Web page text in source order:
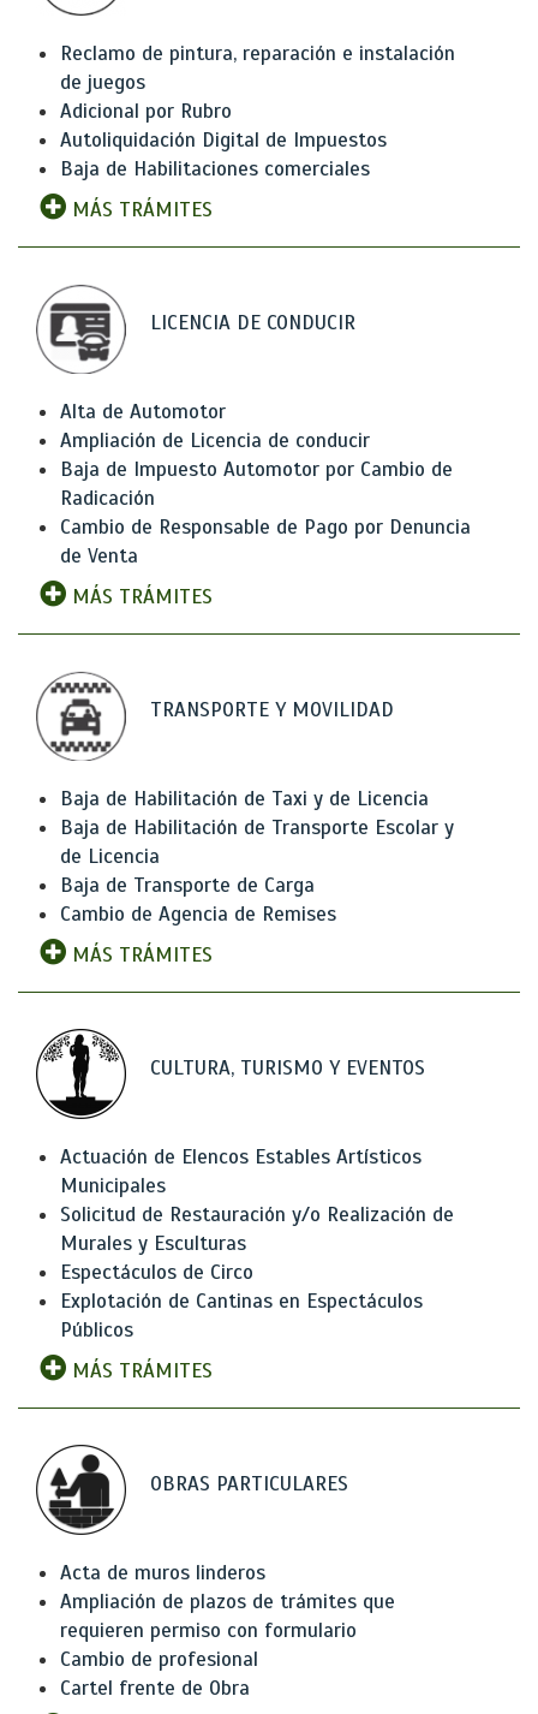
Reclamo de pintura, reparación e instalación
de juegos
Adicional por Rubro
Autoliquidación Digital de Impuestos
Baja de Habilitaciones comerciales
MÁS TRÁMITES
LICENCIA DE CONDUCIR
Alta de Automotor
Ampliación de Licencia de conducir
Baja de Impuesto Automotor por Cambio de
Radicación
Cambio de Responsable de Pago por Denuncia
de Venta
MÁS TRÁMITES
TRANSPORTE Y MOVILIDAD
Baja de Habilitación de Taxi y de Licencia
Baja de Habilitación de Transporte Escolar y
de Licencia
Baja de Transporte de Carga
Cambio de Agencia de Remises
MÁS TRÁMITES
CULTURA, TURISMO Y EVENTOS
Actuación de Elencos Estables Artísticos
Municipales
Solicitud de Restauración y/o Realización de
Murales y Esculturas
Espectáculos de Circo
Explotación de Cantinas en Espectáculos
Públicos
MÁS TRÁMITES
OBRAS PARTICULARES
Acta de muros linderos
Ampliación de plazos de trámites que
requieren permiso con formulario
Cambio de profesional
Cartel frente de Obra